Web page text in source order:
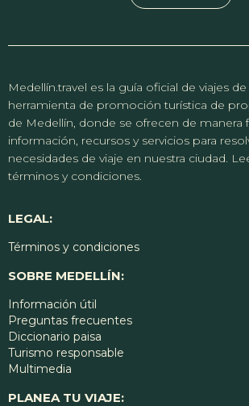
Medellín.travel es la guía oficial de viajes
herramienta de promoción turística de
de Medellín, donde se ofrecen de manera
información, recursos y servicios para
necesidades de viaje en nuestra ciudad.
términos y condiciones.
LEGAL:
Términos y condiciones
SOBRE MEDELLÍN:
Información útil
Preguntas frecuentes
Diccionario paisa
Turismo responsable
Multimedia
PLANEA TU VIAJE: